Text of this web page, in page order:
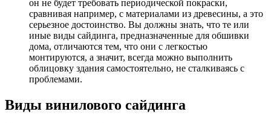
он не будет требовать периодической покраски,
сравнивая например, с материалами из древесины, а это
серьезное достоинство. Вы должны знать, что те или
иные виды сайдинга, предназначенные для обшивки
дома, отличаются тем, что они с легкостью
монтируются, а значит, всегда можно выполнить
облицовку здания самостоятельно, не сталкиваясь с
проблемами.
Виды винилового сайдинга